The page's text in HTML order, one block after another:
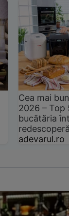
Cea mai
2026 –
bucătăria
adevarul.ro